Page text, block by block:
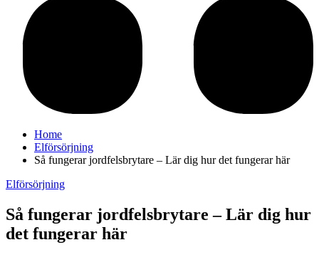
Home
Elförsörjning
Så fungerar jordfelsbrytare – Lär dig hur det fungerar här
Elförsörjning
Så fungerar jordfelsbrytare – Lär dig hur
det fungerar här